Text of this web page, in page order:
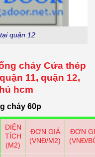
quận 12
cháy Cửa thép
11, quận 12,
hcm
cháy 60p
DIỆN
TÍCH
(M2)
ĐƠN GIÁ
(VNĐ/M2)
ĐƠN
(VNĐ/